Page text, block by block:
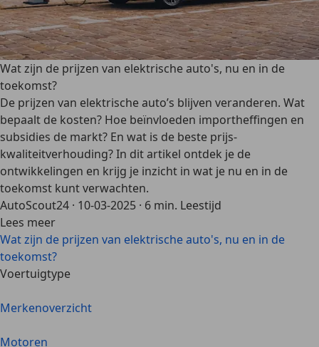
Wat zijn de prijzen van elektrische auto's, nu en in de
toekomst?
De prijzen van elektrische auto’s blijven veranderen. Wat
bepaalt de kosten? Hoe beïnvloeden importheffingen en
subsidies de markt? En wat is de beste prijs-
kwaliteitverhouding? In dit artikel ontdek je de
ontwikkelingen en krijg je inzicht in wat je nu en in de
toekomst kunt verwachten.
AutoScout24 · 10-03-2025 · 6 min. Leestijd
Lees meer
Wat zijn de prijzen van elektrische auto's, nu en in de
toekomst?
Voertuigtype
Merkenoverzicht
Motoren